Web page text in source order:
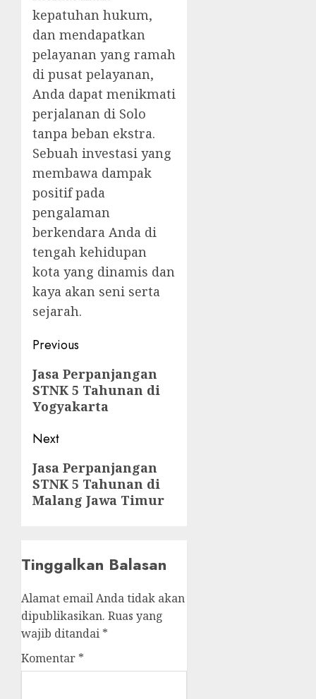
kepatuhan hukum,
dan mendapatkan
pelayanan yang ramah
di pusat pelayanan,
Anda dapat menikmati
perjalanan di Solo
tanpa beban ekstra.
Sebuah investasi yang
membawa dampak
positif pada
pengalaman
berkendara Anda di
tengah kehidupan
kota yang dinamis dan
kaya akan seni serta
sejarah.
Post
navigation
Previous
Previous
post:
Jasa Perpanjangan
STNK 5 Tahunan di
Yogyakarta
Next
Next
post:
Jasa Perpanjangan
STNK 5 Tahunan di
Malang Jawa Timur
Tinggalkan Balasan
Alamat email Anda tidak akan
dipublikasikan. Ruas yang
wajib ditandai *
Komentar *